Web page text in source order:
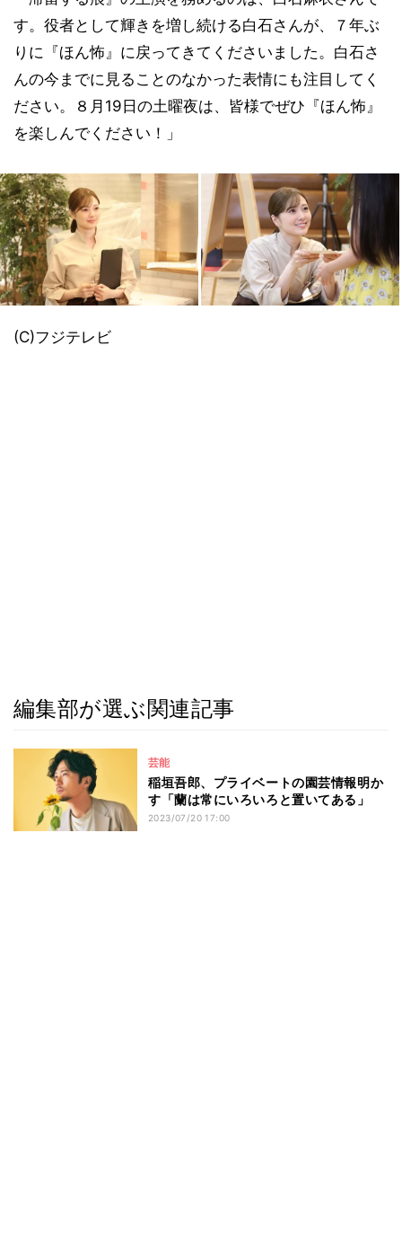
す。役者として輝きを増し続ける白石さんが、７年ぶ
りに『ほん怖』に戻ってきてくださいました。白石さ
んの今までに見ることのなかった表情にも注目してく
ださい。８月19日の土曜夜は、皆様でぜひ『ほん怖』
を楽しんでください！」
(C)フジテレビ
編集部が選ぶ関連記事
芸能
稲垣吾郎、プライベートの園芸情報明か
す「蘭は常にいろいろと置いてある」
2023/07/20 17:00